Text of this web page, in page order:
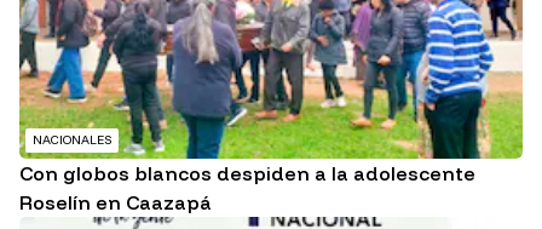
NACIONALES
Con globos blancos despiden a la adolescente
Roselín en Caazapá